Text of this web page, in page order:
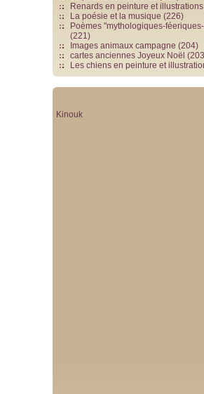
Renards en peinture et illustrations
La poésie et la musique (226)
Poèmes "mythologiques-
(221)
Images animaux campagne (204)
cartes anciennes Joyeux Noël
Les chiens en peinture et
Kinouk